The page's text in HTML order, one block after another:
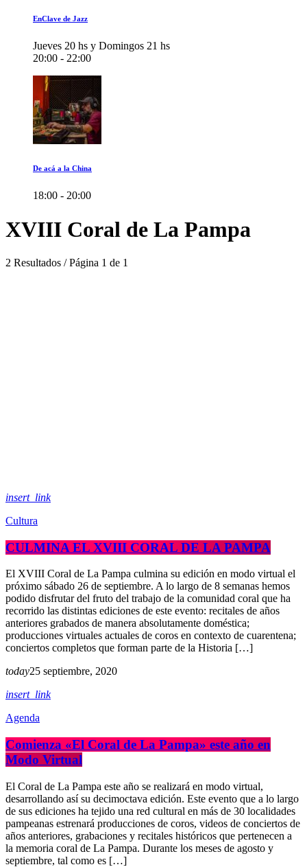
EnClave de Jazz
Jueves 20 hs y Domingos 21 hs
20:00 - 22:00
De acá a la China
18:00 - 20:00
XVIII Coral de La Pampa
2 Resultados / Página 1 de 1
insert_link
Cultura
CULMINA EL XVIII CORAL DE LA PAMPA
El XVIII Coral de La Pampa culmina su edición en modo virtual el
próximo sábado 26 de septiembre. A lo largo de 8 semanas hemos
podido disfrutar del fruto del trabajo de la comunidad coral que ha
recorrido las distintas ediciones de este evento: recitales de años
anteriores grabados de manera absolutamente doméstica;
producciones virtuales actuales de coros en contexto de cuarentena;
conciertos completos que forman parte de la Historia […]
today25 septiembre, 2020
insert_link
Agenda
Comienza «El Coral de La Pampa» este año en
Modo Virtual
El Coral de La Pampa este año se realizará en modo virtual,
desarrollando así su decimoctava edición. Este evento que a lo largo
de sus ediciones ha tejido una red cultural en más de 30 localidades
pampeanas estrenará producciones de coros, videos de conciertos de
años anteriores, grabaciones y recitales históricos que pertenecen a
la memoria coral de La Pampa. Durante los meses de agosto y
septiembre, tal como es […]